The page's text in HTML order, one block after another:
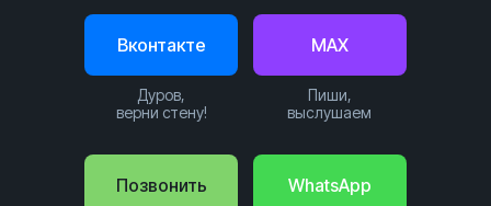
Позвонить WhatsApp
Вконтакте
Дуров,
верни стену!
MAX
Пиши,
выслушаем